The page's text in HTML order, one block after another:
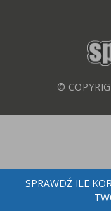
©
SPRAWDŹ ILE